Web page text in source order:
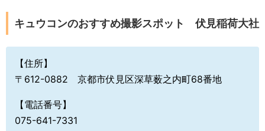
キュウコンのおすすめ撮影スポット 伏見稲荷大社
【住所】
〒612-0882 京都市伏見区深草薮之内町68番地
【電話番号】
075-641-7331